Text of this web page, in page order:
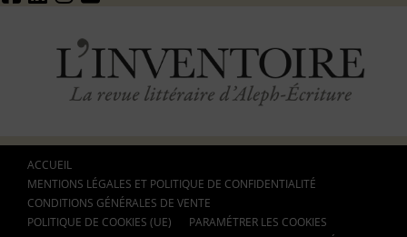
ACCUEIL
MENTIONS LÉGALES ET POLITIQUE DE CONFIDENTIALITÉ
CONDITIONS GÉNÉRALES DE VENTE
POLITIQUE DE COOKIES (UE)
PARAMÉTRER LES COOKIES